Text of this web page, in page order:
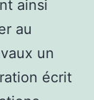
ainsi
au
un
écrit